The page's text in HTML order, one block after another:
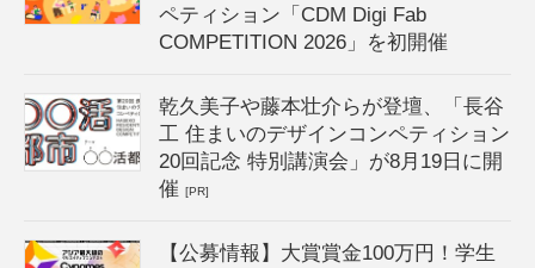
ペティション「CDM Digi Fab
COMPETITION 2026」を初開催
乾久美子や藤本壮介らが登壇、「長谷
工 住まいのデザインコンペティション
20回記念 特別講演会」が8月19日に開
催[PR]
【公募情報】大賞賞金100万円！学生